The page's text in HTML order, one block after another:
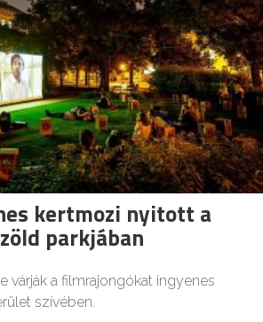
kertmozi nyitott a
parkjában
várják a filmrajongókat ingyenes
szívében.